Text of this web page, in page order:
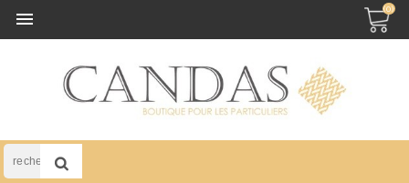
 (0)